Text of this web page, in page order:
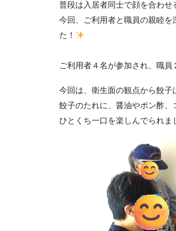
普段は入居者同士で顔を合わせ
今回、ご利用者と職員の親睦
た！
ご利用者４名が参加され、職
今回は、衛生面の観点から餃子
餃子のたれに、醤油やポン酢、
ひとくち一口を楽しんでられま